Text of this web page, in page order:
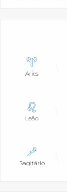
Áries
Leão
Sagitário